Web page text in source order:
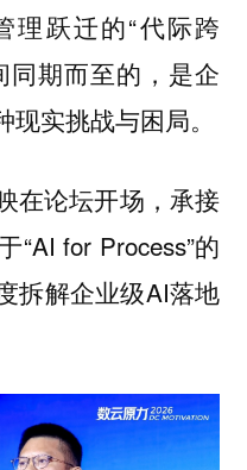
理跃迁的“代际跨
同期而至的，是企
实挑战与困局。
在论坛开场，承接
“AI for Process”的
拆解企业级AI落地